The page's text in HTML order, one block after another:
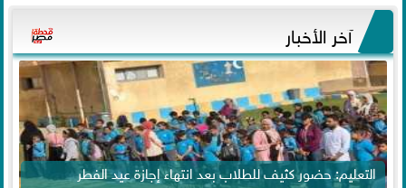
آخر الأخبار
التعليم: حضور كثيف للطلاب بعد انتهاء إجازة عيد الفطر